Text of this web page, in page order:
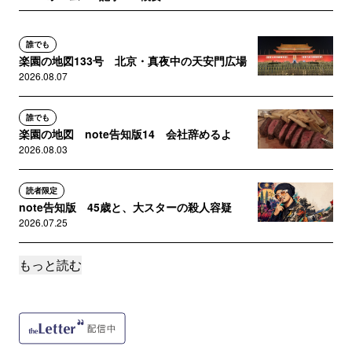
誰でも
楽園の地図133号 北京・真夜中の天安門広場
2026.08.07
誰でも
楽園の地図 note告知版14 会社辞めるよ
2026.08.03
読者限定
note告知版 45歳と、大スターの殺人容疑
2026.07.25
誰でも
2026.07.24
もっと読む